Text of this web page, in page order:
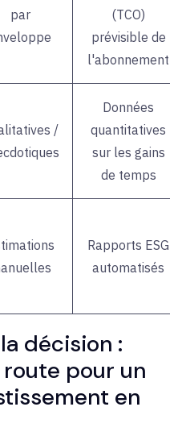
par
(TCO)
prévisible de
l'abonnement
/
Données
quantitatives
sur les gains
de temps
Rapports ESG
automatisés
décision :
pour un
en